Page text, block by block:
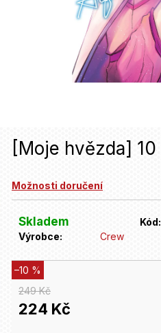
[Moje hvězda] 10
Možnosti doručení
Skladem Kód:
Výrobce:
Crew
249 Kč
–10 %
224 Kč
n
j
?
HLEDAT